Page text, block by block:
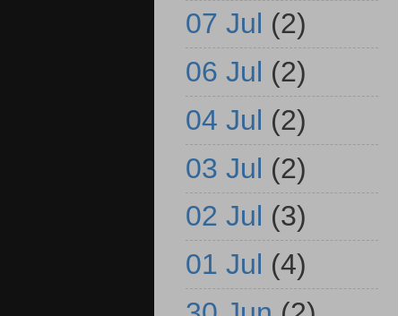
07 Jul (2)
06 Jul (2)
04 Jul (2)
03 Jul (2)
02 Jul (3)
01 Jul (4)